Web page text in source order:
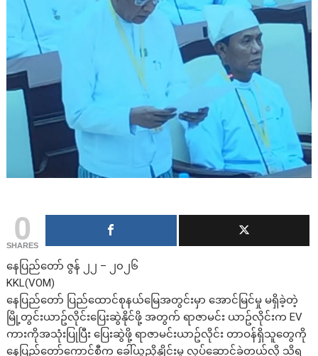
0
SHARES
နေပြည်တော် ဇွန် ၂၂ – ၂၀၂၆
KKL(VOM)
နေပြည်တော် ပြည်ထောင်စုနယ်မြေအတွင်းမှာ အောင်မြင်မှု မရှိခဲ့တဲ့
မြို့တွင်းယာဥ်လိုင်းပြေးဆွဲနိုင်ဖို့ အတွက် ရာဇာမင်း ယာဥ်လိုင်းက EV
ကားကိုအသုံးပြုပြီး ပြေးဆွဲဖို့ ရာဇာမင်းယာဥ်လိုင်း တာဝန်ရှိသူတွေကို
နေပြည်တော်ကောင်စီက ခေါ်ယူညှိနှိုင်းမှု လုပ်ဆောင်ခဲ့တယ်လို့ သိရ